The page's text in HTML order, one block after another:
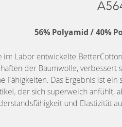
56% Polyamid / 40%
im Labor entwickelte
der Baumwolle,
Fähigkeiten. Das Ergebnis ist
der sich superweich anfühlt,
und Elastizität